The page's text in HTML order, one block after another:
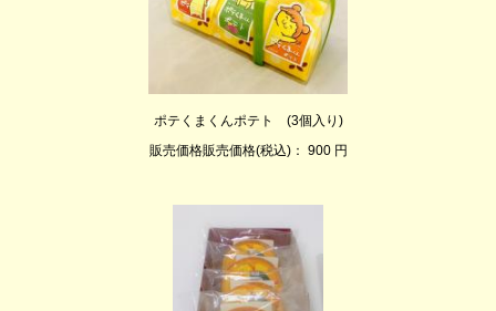
ポテくまくんポテト (3個入り)
販売価格販売価格(税込)： 900 円